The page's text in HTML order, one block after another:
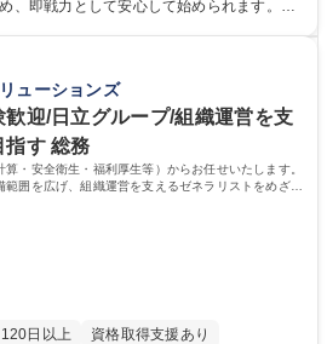
ているため、安心して成長できます。 募
務◆賞与5ヶ月◆年休120日◆残業少なめ◆
、即戦力として安心して始められます。
長と組織への貢献度をダイレクトに実感で
モート可など、ワークライフバランスを保
「これまでの幅広い経験を活かし、長期的な
向きな意欲と挑戦を全力で応援します。 学
専 短大 専修学校 高校 語学力： 資格：日商
日商簿記検定3級
ューションズ
歓迎/日立グループ/組織運営を支
指す 総務
・安全衛生・福利厚生等）からお任せいたします。
囲を広げ、組織運営を支えるゼネラリストをめざせ
日以上
資格取得支援あり